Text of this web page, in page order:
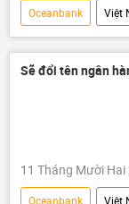
Oceanbank Việt
Hồ Đức Phớc
Vietcombank
Sẽ đổi tên ngân
11 Tháng Mười
Oceanbank Việt